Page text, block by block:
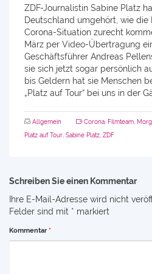
ZDF-Journalistin Sabine Platz
Deutschland umgehört, wie die
Corona-Situation zurecht
März per Video-Übertragung
Geschäftsführer Andreas
sie sich jetzt sogar persönlich
bis Geldern hat sie Menschen
„Platz auf Tour“ bei uns in der
Allgemein Corona Filmteam
Platz auf Tour Sabine Platz ZDF
Schreiben Sie einen Kommentar
Ihre E-Mail-Adresse wird nicht
Felder sind mit * markiert
Kommentar *